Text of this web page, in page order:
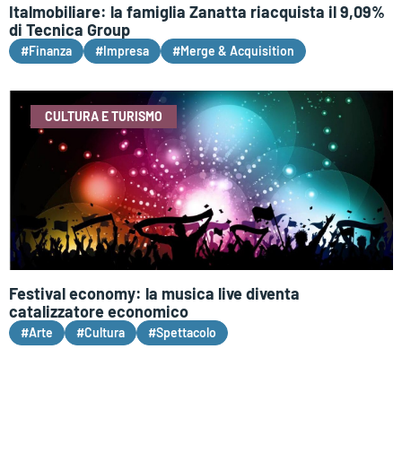
Italmobiliare: la famiglia Zanatta riacquista il 9,09%
di Tecnica Group
#Finanza #Impresa #Merge & Acquisition
CULTURA E TURISMO
Festival economy: la musica live diventa
catalizzatore economico
#Arte #Cultura #Spettacolo